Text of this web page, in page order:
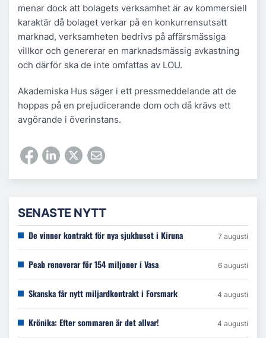
menar dock att bolagets verksamhet är av kommersiell
karaktär då bolaget verkar på en konkurrensutsatt
marknad, verksamheten bedrivs på affärsmässiga
villkor och genererar en marknadsmässig avkastning
och därför ska de inte omfattas av LOU.
Akademiska Hus säger i ett pressmeddelande att de
hoppas på en prejudicerande dom och då krävs ett
avgörande i överinstans.
SENASTE NYTT
De vinner kontrakt för nya sjukhuset i Kiruna 7 augusti
Peab renoverar för 154 miljoner i Vasa 6 augusti
Skanska får nytt miljardkontrakt i Forsmark 4 augusti
Krönika: Efter sommaren är det allvar! 4 augusti